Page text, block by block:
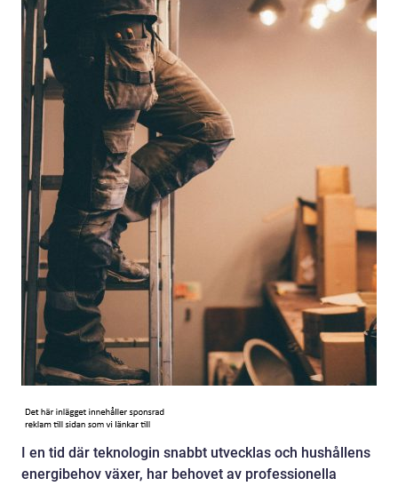
I en tid där teknologin snabbt utvecklas och hushållens
energibehov växer, har behovet av professionella